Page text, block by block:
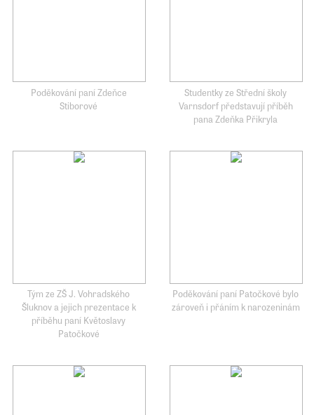
Poděkování paní Zdeňce
Stiborové
Studentky ze Střední školy
Varnsdorf představují příběh
pana Zdeňka Přikryla
Tým ze ZŠ J. Vohradského
Šluknov a jejich prezentace k
příběhu paní Květoslavy
Patočkové
Poděkování paní Patočkové bylo
zároveň i přáním k narozeninám